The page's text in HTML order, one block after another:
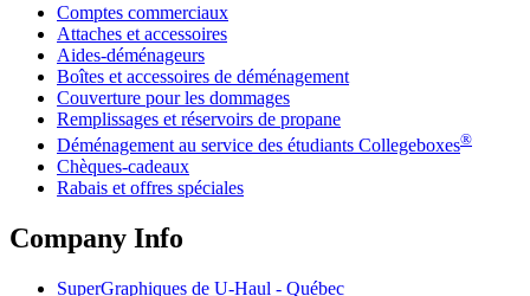
Comptes commerciaux
Attaches et accessoires
Aides-déménageurs
Boîtes et accessoires de déménagement
Couverture pour les dommages
Remplissages et réservoirs de propane
Déménagement au service des étudiants Collegeboxes®
Chèques-cadeaux
Rabais et offres spéciales
Company Info
SuperGraphiques de U-Haul - Québec